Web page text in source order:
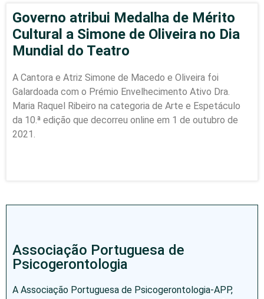
Governo atribui Medalha de Mérito
Cultural a Simone de Oliveira no Dia
Mundial do Teatro
A Cantora e Atriz Simone de Macedo e Oliveira foi
Galardoada com o Prémio Envelhecimento Ativo Dra.
Maria Raquel Ribeiro na categoria de Arte e Espetáculo
da 10.ª edição que decorreu online em 1 de outubro de
2021.
Associação Portuguesa de
Psicogerontologia
A Associação Portuguesa de Psicogerontologia-APP,